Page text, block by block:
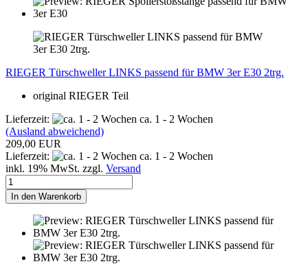
RIEGER Türschweller LINKS passend für BMW 3er E30 2trg.
original RIEGER Teil
Lieferzeit:
ca. 1 - 2 Wochen
(Ausland abweichend)
209,00 EUR
Lieferzeit:
ca. 1 - 2 Wochen
inkl. 19% MwSt. zzgl. Versand
In den Warenkorb